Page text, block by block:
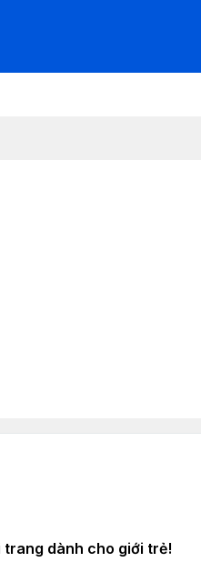
trang dành cho giới trẻ!